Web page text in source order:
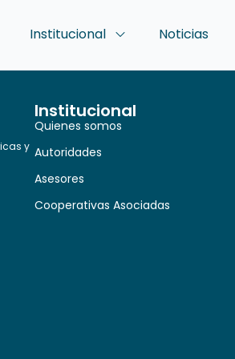
Institucional Noticias
y
Institucional
Quienes somos
Autoridades
Asesores
Cooperativas Asociadas